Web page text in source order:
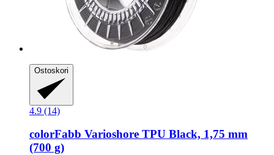
Ostoskori
4.9 (14)
colorFabb Varioshore TPU Black, 1,75 mm
(700 g)